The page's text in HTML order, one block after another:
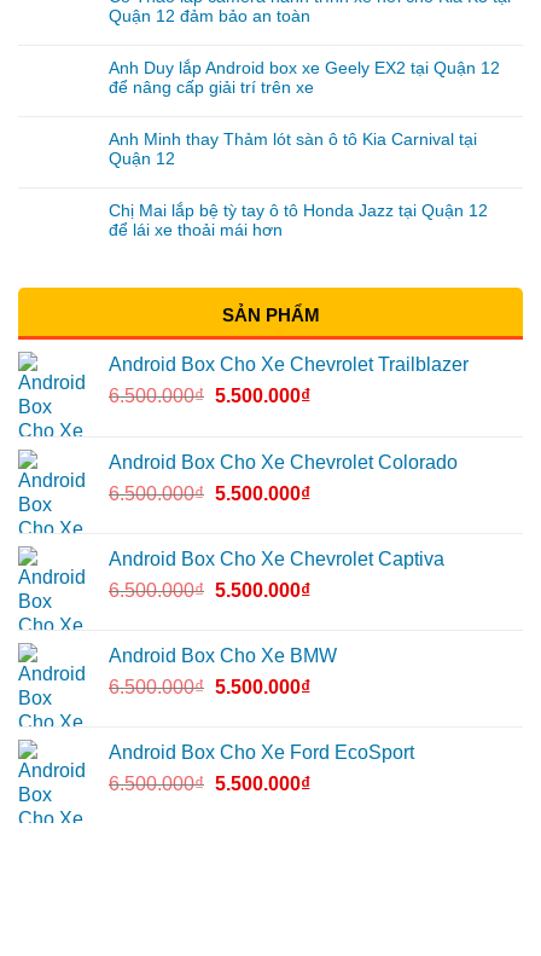
Quận 12 đảm bảo an toàn
Anh Duy lắp Android box xe Geely EX2 tại Quận 12
để nâng cấp giải trí trên xe
Anh Minh thay Thảm lót sàn ô tô Kia Carnival tại
Quận 12
Chị Mai lắp bệ tỳ tay ô tô Honda Jazz tại Quận 12
để lái xe thoải mái hơn
SẢN PHẨM
Android Box Cho Xe Chevrolet Trailblazer
6.500.000₫ 5.500.000₫
Android Box Cho Xe Chevrolet Colorado
6.500.000₫ 5.500.000₫
Android Box Cho Xe Chevrolet Captiva
6.500.000₫ 5.500.000₫
Android Box Cho Xe BMW
6.500.000₫ 5.500.000₫
Android Box Cho Xe Ford EcoSport
6.500.000₫ 5.500.000₫